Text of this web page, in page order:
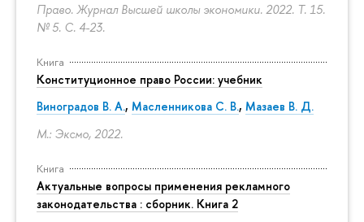
Право. Журнал Высшей школы экономики. 2022. Т. 15.
№ 5. С. 4-23.
Книга
Конституционное право России: учебник
Виноградов В. А., Масленникова С. В., Мазаев В. Д.
М.: Эксмо, 2022.
Книга
Актуальные вопросы применения рекламного
законодательства : сборник. Книга 2